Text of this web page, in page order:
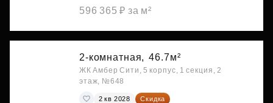
596 365 ₽ за м²
2-комнатная, 46.7м²
ЖК Амбер Сити, 5 корпус, 1 секция, 2
этаж, №648
2 кв 2028
Скидка